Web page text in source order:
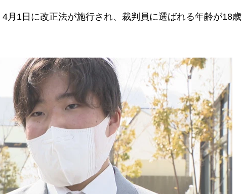
月1日に改正法が施行され、裁判員に選ばれる年齢が18歳